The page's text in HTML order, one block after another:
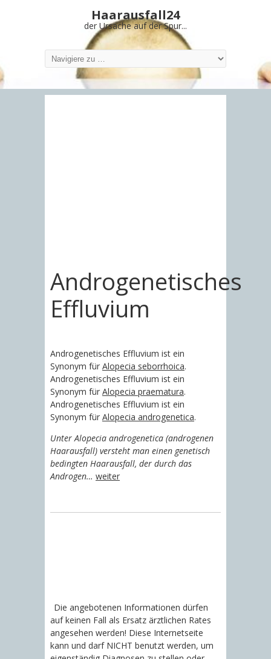
Haarausfall24
der Ursache auf der Spur...
Androgenetisches
Effluvium
Androgenetisches Effluvium ist ein
Synonym für Alopecia seborrhoica.
Androgenetisches Effluvium ist ein
Synonym für Alopecia praematura.
Androgenetisches Effluvium ist ein
Synonym für Alopecia androgenetica.
Unter Alopecia androgenetica (androgenen
Haarausfall) versteht man einen genetisch
bedingten Haarausfall, der durch das
Androgen… weiter
Die angebotenen Informationen dürfen
auf keinen Fall als Ersatz ärztlichen Rates
angesehen werden! Diese Internetseite
kann und darf NICHT benutzt werden, um